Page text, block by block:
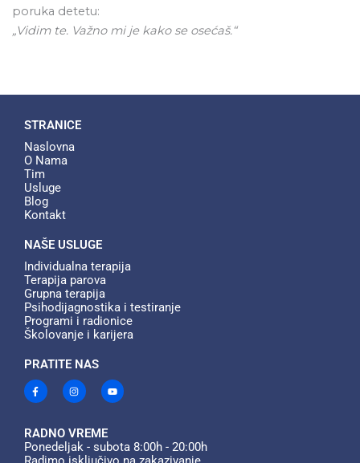
poruka detetu:
„Vidim te. Važno mi je kako se osećaš.“
STRANICE
Naslovna
O Nama
Tim
Usluge
Blog
Kontakt
NAŠE USLUGE
Individualna terapija​
Terapija parova​
Grupna terapija​
Psihodijagnostika i testiranje​
Programi i radionice​
Školovanje i karijera​
PRATITE NAS
F
a
c
o
o
k
-
I
n
s
g
r
a
m
Y
o
u
RADNO VREME
Ponedeljak - subota 8:00h - 20:00h